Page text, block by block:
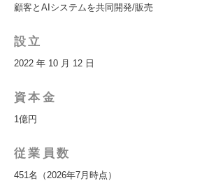
顧客とAIシステムを共同開発/販売
設立
2022 年 10 月 12 日
資本金
1億円
従業員数
451名（2026年7月時点）